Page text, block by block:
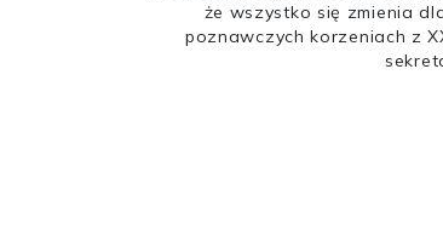
że wszystko się zmienia
poznawczych korzeniach z